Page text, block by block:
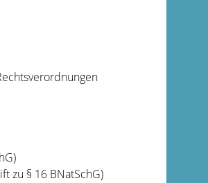
zu § 16 BNatSchG)